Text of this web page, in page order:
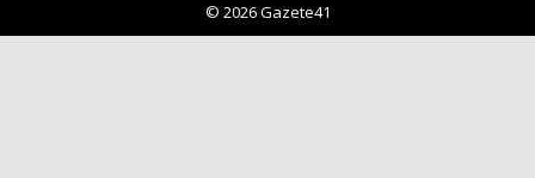
© 2026 Gazete41